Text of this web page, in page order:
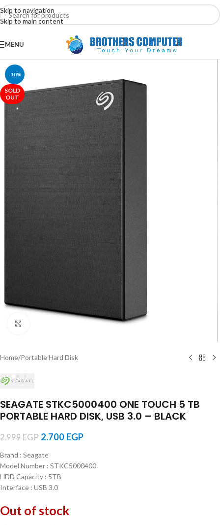
Skip to navigation
Skip to main content
MENU
-10%
SOLD
OUT
Home/Portable Hard Disk
SEAGATE STKC5000400 ONE TOUCH 5 TB
PORTABLE HARD DISK, USB 3.0 – BLACK
2.999EGP 2.700 EGP
Brand : Seagate
Model Number : STKC5000400
HDD Capacity : 5TB
Interface : USB 3.0
Out of stock